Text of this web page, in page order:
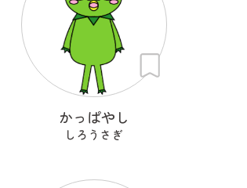
かっぱやし
しろうさぎ